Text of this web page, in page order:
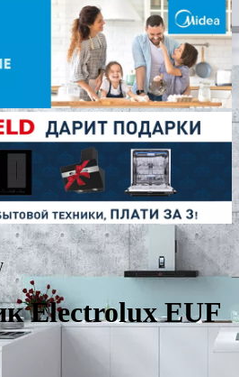
Electrolux EUF